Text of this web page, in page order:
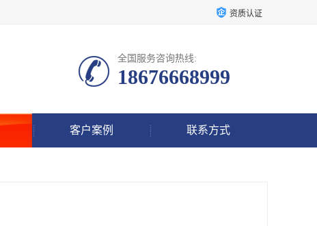
资质认证
全国服务咨询热线:
18676668999
客户案例 联系方式